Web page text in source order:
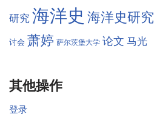
研究 海洋史 海洋史研究
讨会 萧婷 萨尔茨堡大学 论文 马光
其他操作
登录